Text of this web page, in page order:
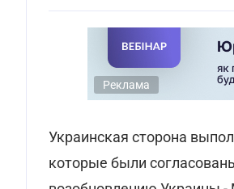
Реклама
Украинская сторона
которые были